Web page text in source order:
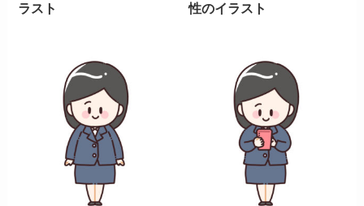
ラスト
性のイラスト